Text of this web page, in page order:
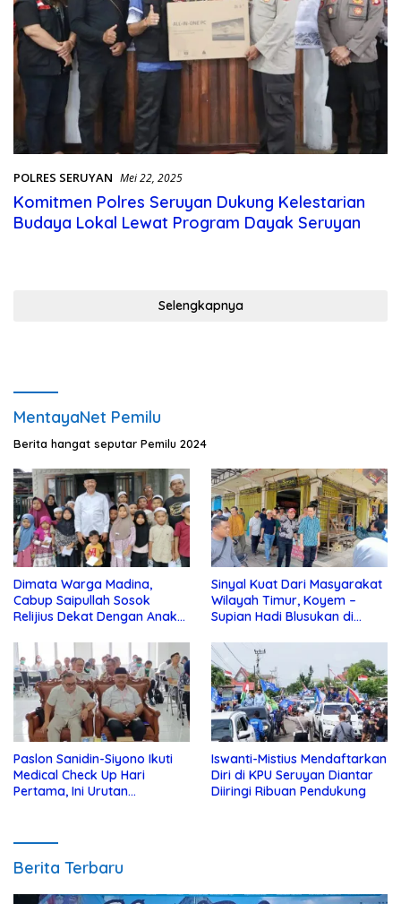
POLRES SERUYAN Mei 22, 2025
Komitmen Polres Seruyan Dukung Kelestarian
Budaya Lokal Lewat Program Dayak Seruyan
Selengkapnya
MentayaNet Pemilu
Berita hangat seputar Pemilu 2024
Dimata Warga Madina,
Cabup Saipullah Sosok
Relijius Dekat Dengan Anak
Sinyal Kuat Dari Masyarakat
Wilayah Timur, Koyem –
Supian Hadi Blusukan di
Paslon Sanidin-Siyono Ikuti
Medical Check Up Hari
Pertama, Ini Urutan
Iswanti-Mistius Mendaftarkan
Diri di KPU Seruyan Diantar
Diiringi Ribuan Pendukung
Berita Terbaru